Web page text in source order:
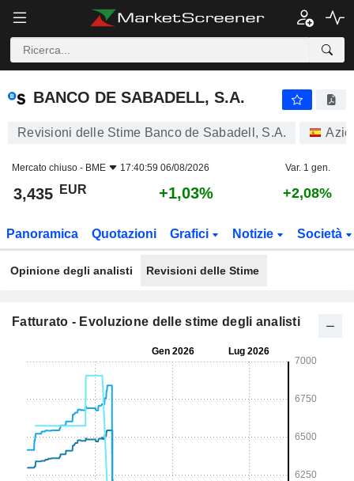
BANCO DE SABADELL, S.A.
BANCO DE SABADELL, S.A.
Revisioni delle Stime Banco de Sabadell, S.A.
Mercato chiuso - BME 17:40:59 06/08/2026 Var. 1 gen.
3,435 EUR +1,03% +2,08%
Panoramica Quotazioni Grafici Notizie Società
Opinione degli analisti Revisioni delle Stime
Fatturato - Evoluzione delle stime degli analisti